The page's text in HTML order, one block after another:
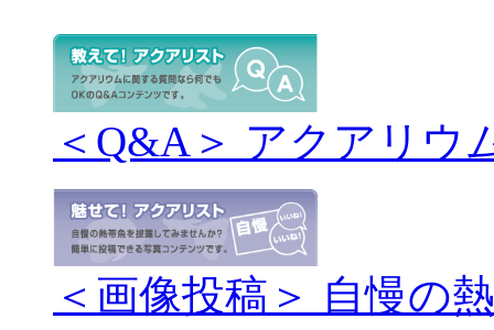
＜Q&A＞ アクアリウ
＜画像投稿＞ 自慢の